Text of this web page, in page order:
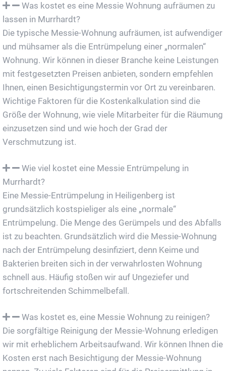
Was kostet es eine Messie Wohnung aufräumen zu
lassen in Murrhardt?
Die typische Messie-Wohnung aufräumen, ist aufwendiger
und mühsamer als die Entrümpelung einer „normalen“
Wohnung. Wir können in dieser Branche keine Leistungen
mit festgesetzten Preisen anbieten, sondern empfehlen
Ihnen, einen Besichtigungstermin vor Ort zu vereinbaren.
Wichtige Faktoren für die Kostenkalkulation sind die
Größe der Wohnung, wie viele Mitarbeiter für die Räumung
einzusetzen sind und wie hoch der Grad der
Verschmutzung ist.
Wie viel kostet eine Messie Entrümpelung in
Murrhardt?
Eine Messie-Entrümpelung in Heiligenberg ist
grundsätzlich kostspieliger als eine „normale“
Entrümpelung. Die Menge des Gerümpels und des Abfalls
ist zu beachten. Grundsätzlich wird die Messie-Wohnung
nach der Entrümpelung desinfiziert, denn Keime und
Bakterien breiten sich in der verwahrlosten Wohnung
schnell aus. Häufig stoßen wir auf Ungeziefer und
fortschreitenden Schimmelbefall.
Was kostet es, eine Messie Wohnung zu reinigen?
Die sorgfältige Reinigung der Messie-Wohnung erledigen
wir mit erheblichem Arbeitsaufwand. Wir können Ihnen die
Kosten erst nach Besichtigung der Messie-Wohnung